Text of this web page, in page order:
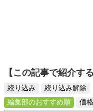
【この記事で紹介す
絞り込み
絞り込み解除
編集部のおすすめ順
価